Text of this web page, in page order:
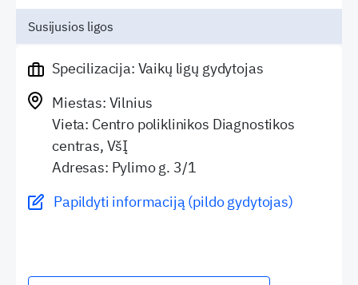
Susijusios ligos
Specilizacija: Vaikų ligų gydytojas
Miestas: Vilnius
Vieta: Centro poliklinikos Diagnostikos
centras, VšĮ
Adresas: Pylimo g. 3/1
Papildyti informaciją (pildo gydytojas)